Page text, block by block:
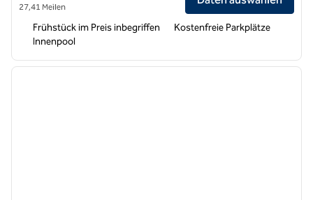
27,41 Meilen
Frühstück im Preis inbegriffen
Kostenfreie Parkplätze
Innenpool
1 von 12